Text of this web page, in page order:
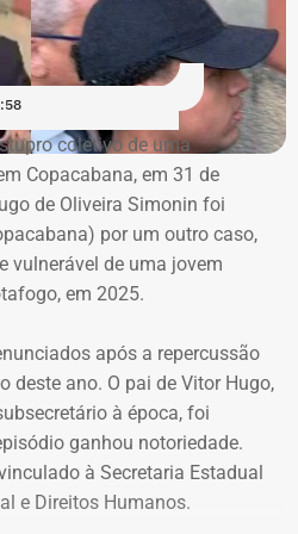
para ilegalidades e a
das publicações.
os responsáveis a publicar
pelo menos 30 dias, além de
afirma ter suportado
questionadas.
foi calculado. O município
dano moral coletivo, também
o valor provisório de R$ 1
ação não busca
coletivo de uma
Copacabana, em 31 de
de Oliveira Simonin foi
por um outro caso,
vulnerável de uma jovem
em 2025.
após a repercussão
deste ano. O pai de Vitor Hugo,
à época, foi
ganhou notoriedade.
à Secretaria Estadual
e Direitos Humanos.